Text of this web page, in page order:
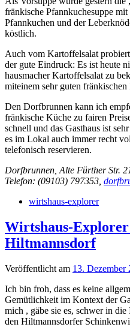
fränkische Pfannkuchesuppe
Pfannkuchen und der
köstlich.
Auch vom Kartoffelsalat
der gute Eindruck: Es ist heute
hausmacher Kartoffelsalat zu
miteinem sehr guten
Den Dorfbrunnen kann ich
fränkische Küche zu fairen
schnell und das Gasthaus ist
es im Lokal auch immer recht
telefonisch reservieren.
Dorfbrunnen, Alte Fürther Str.
Telefon: (09103) 797353,
wirtshaus-explorer
Wirtshaus-
Hiltmannsdorf
Veröffentlicht am 13. Dezember
Ich bin froh, dass es keine
Gemütlichkeit im Kontext der
mich , gäbe sie es, schwer in
den Hiltmannsdorfer